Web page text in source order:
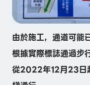
由於施工，通道可能
根據實際標誌通過步
從2022年12月23日